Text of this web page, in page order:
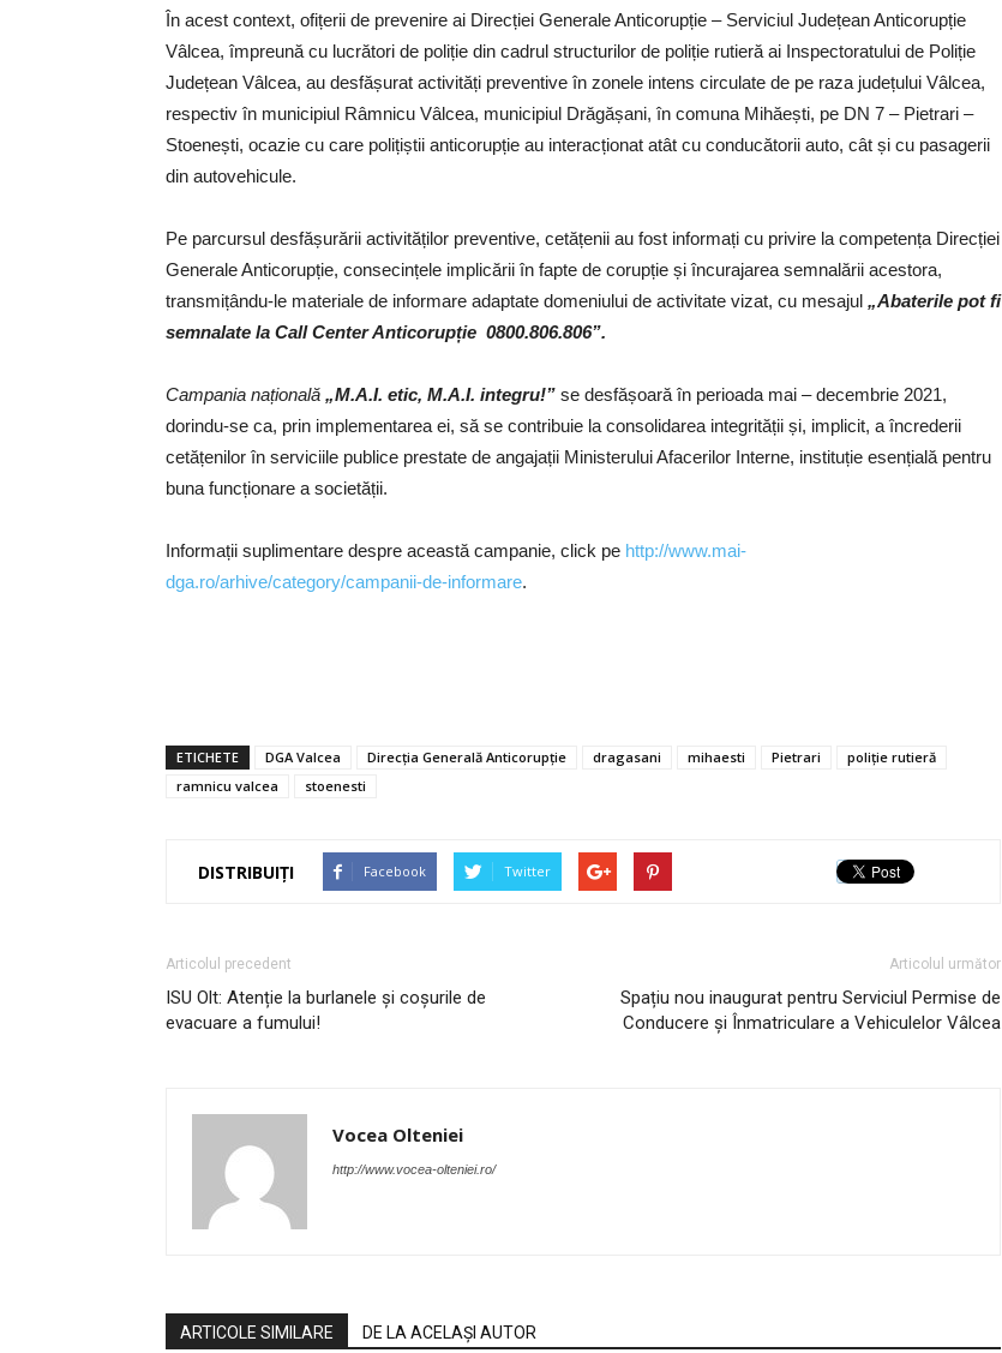
În acest context, ofițerii de prevenire ai Direcției Generale Anticorupție – Serviciul Județean Anticorupție
Vâlcea, împreună cu lucrători de poliție din cadrul structurilor de poliție rutieră ai Inspectoratului de Poliție
Județean Vâlcea, au desfășurat activități preventive în zonele intens circulate de pe raza județului Vâlcea,
respectiv în municipiul Râmnicu Vâlcea, municipiul Drăgășani, în comuna Mihăești, pe DN 7 – Pietrari –
Stoenești, ocazie cu care polițiștii anticorupție au interacționat atât cu conducătorii auto, cât și cu pasagerii
din autovehicule.
Pe parcursul desfășurării activităților preventive, cetățenii au fost informați cu privire la competența Direcției
Generale Anticorupție, consecințele implicării în fapte de corupție și încurajarea semnalării acestora,
transmițându-le materiale de informare adaptate domeniului de activitate vizat, cu mesajul „Abaterile pot fi
semnalate la Call Center Anticorupție 0800.806.806”.
Campania națională „M.A.I. etic, M.A.I. integru!” se desfășoară în perioada mai – decembrie 2021,
dorindu-se ca, prin implementarea ei, să se contribuie la consolidarea integrității și, implicit, a încrederii
cetățenilor în serviciile publice prestate de angajații Ministerului Afacerilor Interne, instituție esențială pentru
buna funcționare a societății.
Informații suplimentare despre această campanie, click pe http://www.mai-
dga.ro/arhive/category/campanii-de-informare.
ETICHETE DGA Valcea Direcția Generală Anticorupție dragasani mihaesti Pietrari
poliție rutieră
ramnicu valcea
stoenesti
DISTRIBUIȚI Facebook Twitter
Articolul precedent
ISU Olt: Atenție la burlanele şi coşurile de
evacuare a fumului!
Articolul următor
Spațiu nou inaugurat pentru Serviciul Permise de
Conducere şi Înmatriculare a Vehiculelor Vâlcea
Vocea Olteniei
http://www.vocea-olteniei.ro/
ARTICOLE SIMILARE DE LA ACELAȘI AUTOR